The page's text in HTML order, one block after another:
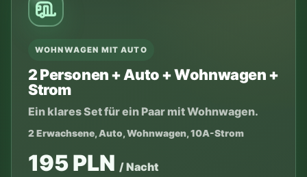
WOHNWAGEN MIT AUTO
2 Personen + Auto + Wohnwagen +
Strom
Ein klares Set für ein Paar mit Wohnwagen.
2 Erwachsene, Auto, Wohnwagen, 10A-Strom
195 PLN / Nacht